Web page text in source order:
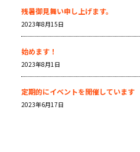
残暑御見舞い申し上げます。
2023年8月15日
始めます！
2023年8月1日
定期的にイベントを開催しています
2023年6月17日